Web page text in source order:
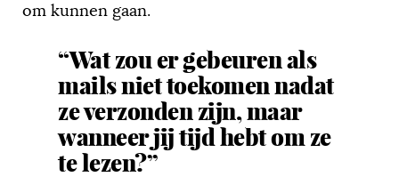
om kunnen gaan.
“Wat zou er gebeuren als
mails niet toekomen nadat
ze verzonden zijn, maar
wanneer jij tijd hebt om ze
te lezen?”